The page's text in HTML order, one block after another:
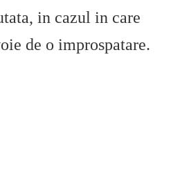
in cazul in care
de o improspatare.